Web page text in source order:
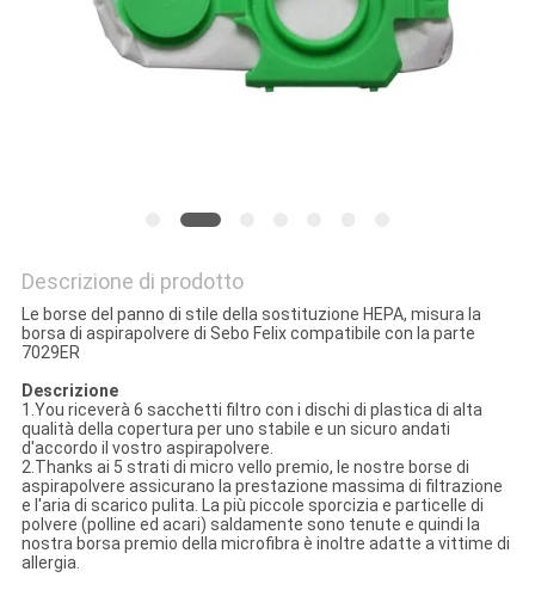
POLICY
Descrizione di prodotto
Le borse del panno di stile della sostituzione HEPA, misura la
borsa di aspirapolvere di Sebo Felix compatibile con la parte
7029ER
Descrizione
1.You riceverà 6 sacchetti filtro con i dischi di plastica di alta
qualità della copertura per uno stabile e un sicuro andati
d'accordo il vostro aspirapolvere.
2.Thanks ai 5 strati di micro vello premio, le nostre borse di
aspirapolvere assicurano la prestazione massima di filtrazione
e l'aria di scarico pulita. La più piccole sporcizia e particelle di
polvere (polline ed acari) saldamente sono tenute e quindi la
nostra borsa premio della microfibra è inoltre adatte a vittime di
allergia.